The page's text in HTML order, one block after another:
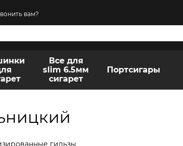
вам?
Все для
slim 6.5мм
сигарет
Портсигары
гильзы